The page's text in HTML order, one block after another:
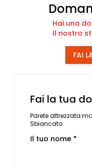
Hai una
Il nostro
FAI
Fai la tua
Parete attrezzata
Sbiancato
Il tuo nome *